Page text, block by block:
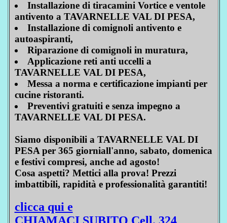
Installazione di tiracamini Vortice e ventole
antivento a TAVARNELLE VAL DI PESA,
Installazione di comignoli antivento e
autoaspiranti,
Riparazione di comignoli in muratura,
Applicazione reti anti uccelli a
TAVARNELLE VAL DI PESA,
Messa a norma e certificazione impianti per
cucine ristoranti.
Preventivi gratuiti e senza impegno a
TAVARNELLE VAL DI PESA.
Siamo disponibili a TAVARNELLE VAL DI
PESA per 365 giorniall'anno, sabato, domenica
e festivi compresi, anche ad agosto!
Cosa aspetti? Mettici alla prova! Prezzi
imbattibili, rapidità e professionalità garantiti!
clicca qui e